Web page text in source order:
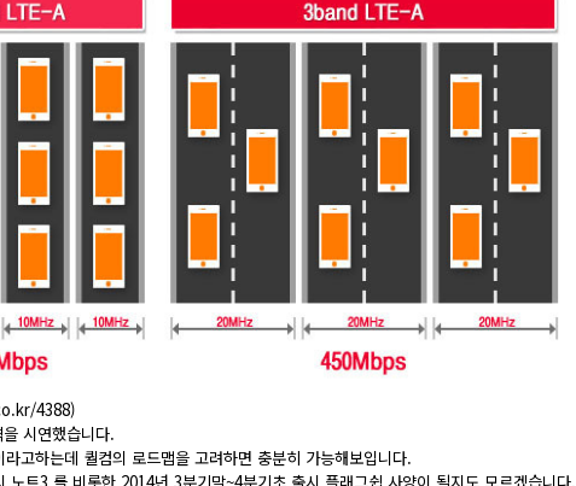
4388)
시연했습니다.
고하는데 퀄컴의 로드맵을 고려하면 충분히 가능해보입니다.